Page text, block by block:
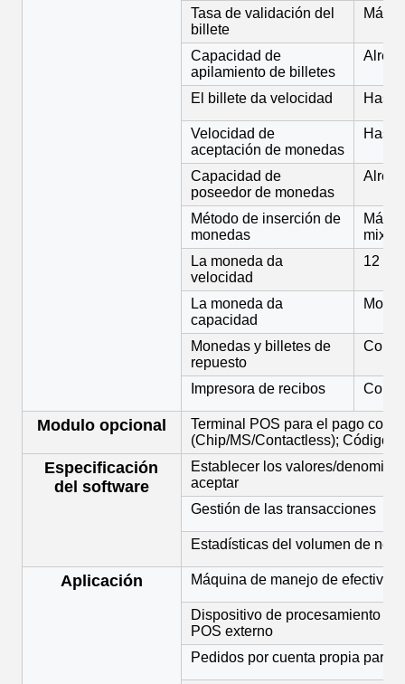
Tasa de validación del
billete
Más
Capacidad de
apilamiento de billetes
El billete da velocidad
Velocidad de
aceptación de monedas
Capacidad de
poseedor de monedas
Método de inserción de
monedas
La moneda da
velocidad
12
La moneda da
capacidad
Monedas y billetes de
repuesto
Impresora de recibos
Modulo opcional
Terminal POS para el pago con
(Chip/MS/Contactless); Código
Especificación
del software
Establecer los valores/
aceptar
Gestión de las transacciones
Estadísticas del volumen de
Aplicación Máquina de manejo de efectivo
Dispositivo de procesamiento
POS externo
Pedidos por cuenta propia para